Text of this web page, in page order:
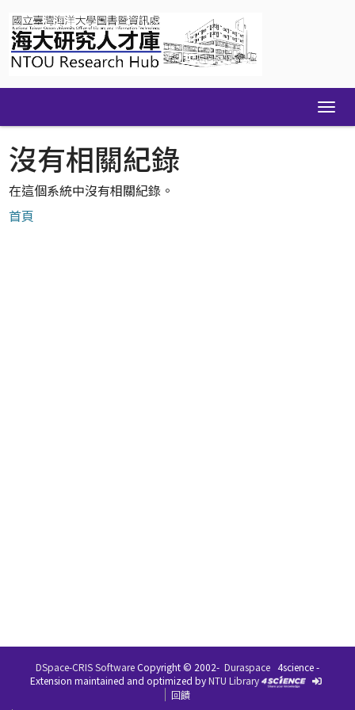
navigation
沒有相關紀錄
在這個系統中沒有相關紀錄。
首頁
DSpace-CRIS SoftwareCopyright © 2002- Duraspace 4science -
Extension maintained and optimized byNTU Library
回饋